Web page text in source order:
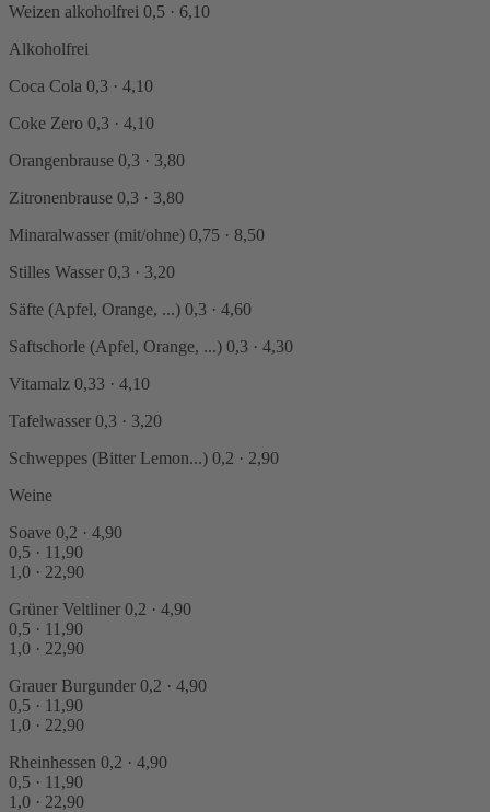
Weizen alkoholfrei 0,5 · 6,10
Alkoholfrei
Coca Cola 0,3 · 4,10
Coke Zero 0,3 · 4,10
Orangenbrause 0,3 · 3,80
Zitronenbrause 0,3 · 3,80
Minaralwasser (mit/ohne) 0,75 · 8,50
Stilles Wasser 0,3 · 3,20
Säfte (Apfel, Orange, ...) 0,3 · 4,60
Saftschorle (Apfel, Orange, ...) 0,3 · 4,30
Vitamalz 0,33 · 4,10
Tafelwasser 0,3 · 3,20
Schweppes (Bitter Lemon...) 0,2 · 2,90
Weine
Soave 0,2 · 4,90
0,5 · 11,90
1,0 · 22,90
Grüner Veltliner 0,2 · 4,90
0,5 · 11,90
1,0 · 22,90
Grauer Burgunder 0,2 · 4,90
0,5 · 11,90
1,0 · 22,90
Rheinhessen 0,2 · 4,90
0,5 · 11,90
1,0 · 22,90